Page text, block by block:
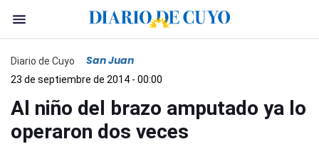
Diario de Cuyo San Juan
23 de septiembre de 2014 - 00:00
Al niño del brazo amputado ya lo
operaron dos veces